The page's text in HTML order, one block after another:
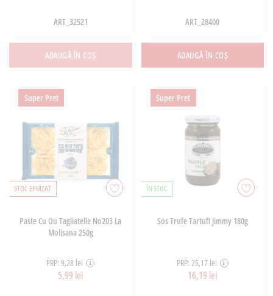
ART_32521
ADAUGĂ ÎN COȘ
ART_28400
ADAUGĂ ÎN COȘ
Super Pret
STOC EPUIZAT
Paste Cu Ou Tagliatelle No203 La
Molisana 250g
PRP: 9,28 lei
5,99 lei
Super Pret
ÎN STOC
Sos Trufe Tartufi Jimmy 180g
PRP: 25,17 lei
16,19 lei